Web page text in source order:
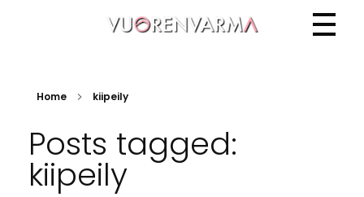
Home kiipeily
Posts tagged:
kiipeily